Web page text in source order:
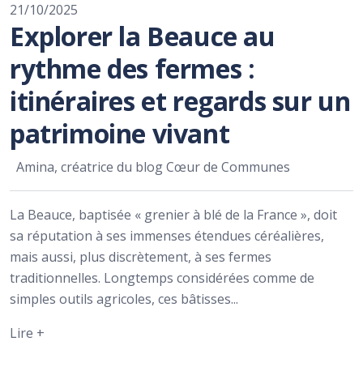
21/10/2025
Explorer la Beauce au
rythme des fermes :
itinéraires et regards sur un
patrimoine vivant
Amina, créatrice du blog Cœur de Communes
La Beauce, baptisée « grenier à blé de la France », doit
sa réputation à ses immenses étendues céréalières,
mais aussi, plus discrètement, à ses fermes
traditionnelles. Longtemps considérées comme de
simples outils agricoles, ces bâtisses...
Lire +